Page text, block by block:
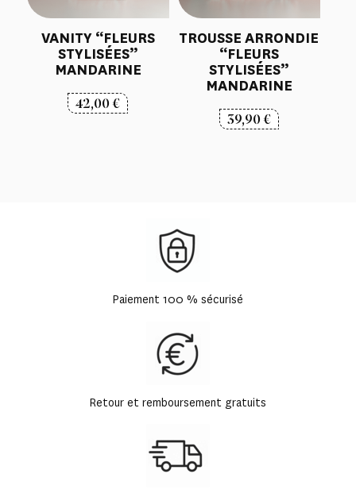
VANITY “FLEURS
STYLISÉES”
MANDARINE
42,00€
TROUSSE ARRONDIE
“FLEURS
STYLISÉES”
MANDARINE
39,90€
Paiement 100 % sécurisé
Retour et remboursement gratuits